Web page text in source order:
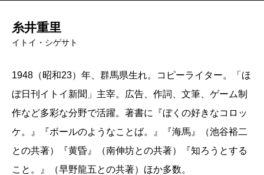
糸井重里
イトイ・シゲサト
1948（昭和23）年、群馬県生れ。コピーライター。「ほ
ぼ日刊イトイ新聞」主宰。広告、作詞、文筆、ゲーム制
作など多彩な分野で活躍。著書に『ぼくの好きなコロッ
ケ。』『ボールのようなことば。』『海馬』（池谷裕二
との共著）『黄昏』（南伸坊との共著）『知ろうとする
こと。』（早野龍五との共著）ほか多数。